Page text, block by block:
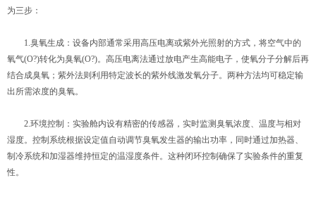
为三步：
1.臭氧生成：设备内部通常采用高压电离或紫外光照射的方式，将空气中的
氧气(O?)转化为臭氧(O?)。高压电离法通过放电产生高能电子，使氧分子分解后再
结合成臭氧；紫外法则利用特定波长的紫外线激发氧分子。两种方法均可稳定输
出所需浓度的臭氧。
2.环境控制：实验舱内设有精密的传感器，实时监测臭氧浓度、温度与相对
湿度。控制系统根据设定值自动调节臭氧发生器的输出功率，同时通过加热器、
制冷系统和加湿器维持恒定的温湿度条件。这种闭环控制确保了实验条件的重复
性。